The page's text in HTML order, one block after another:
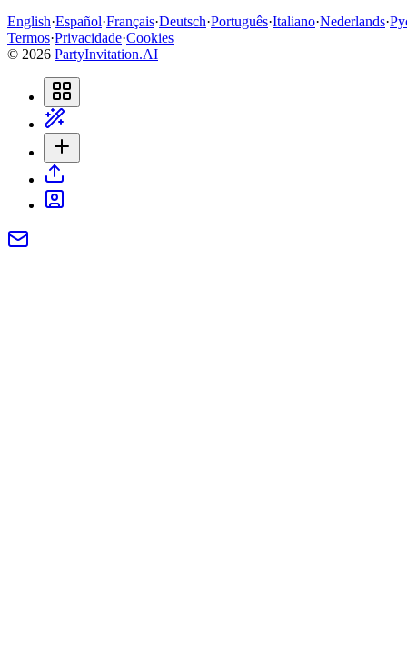
English·Español·Français·Deutsch·Português·Italiano·Nederlands·
Termos·Privacidade·Cookies
© 2026 PartyInvitation.AI